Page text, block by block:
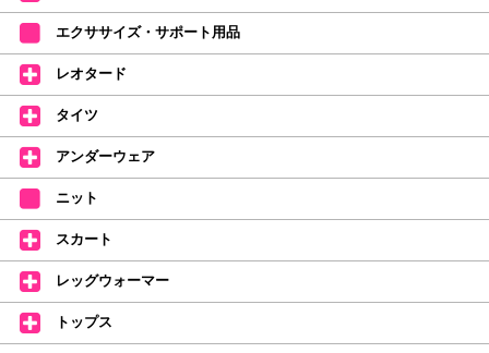
↑ご購入頂いたお客様に、デラロミラノのロゴ入りボールペンをプレゼント
中。
(お一人様1本限りになります)
価格改定のお知らせ
2026年4月1日よりシューズ全般、衣類など商品を値上げしました。
何卒ご理解いただけますようお願い申し上げます
【シューズのフィッティングについて】
全店、ご予約不要です(18:30まで)。タイツ・ソックス・トウパッドを
持参してください。
皆さまのダンスライフをサポートできるようなさまざまな商品をご紹介して
おります。
【新商品はこちらから】 ←ここをクリック♪
エクササイズ・サポート用品
レオタード
タイツ
アンダーウェア
ニット
スカート
レッグウォーマー
トップス